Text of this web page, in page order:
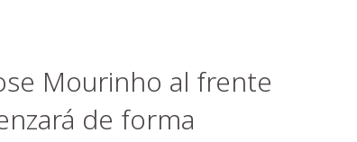
Mourinho al frente
de forma